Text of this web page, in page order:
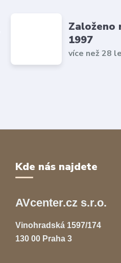
Založeno
1997
více než 28
Kde nás najdete
AVcenter.cz s.r.o.
Vinohradská 1597/174
130 00 Praha 3